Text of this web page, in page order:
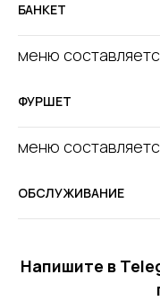
БАНКЕТ
меню
ФУРШЕТ
меню
ОБСЛУЖИВАНИЕ
Напишите в